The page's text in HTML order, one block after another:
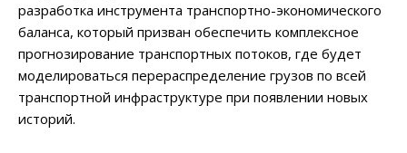
разработка инструмента транспортно-экономического
баланса, который призван обеспечить комплексное
прогнозирование транспортных потоков, где будет
моделироваться перераспределение грузов по всей
транспортной инфраструктуре при появлении новых
историй.